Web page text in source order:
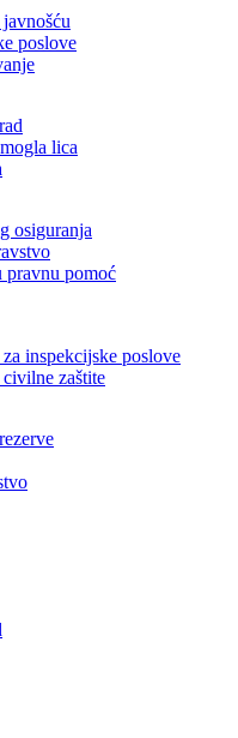
poslove
lica
osiguranja
pomoć
inspekcijske poslove
zaštite